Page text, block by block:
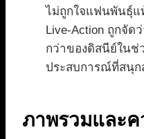
ไม่ถูกใจแฟนพันธุ์แ
Live-Action ถูกจัด
กว่าของดิสนีย์ในช่
ประสบการณ์ที่สนุ
ภาพรวมและ